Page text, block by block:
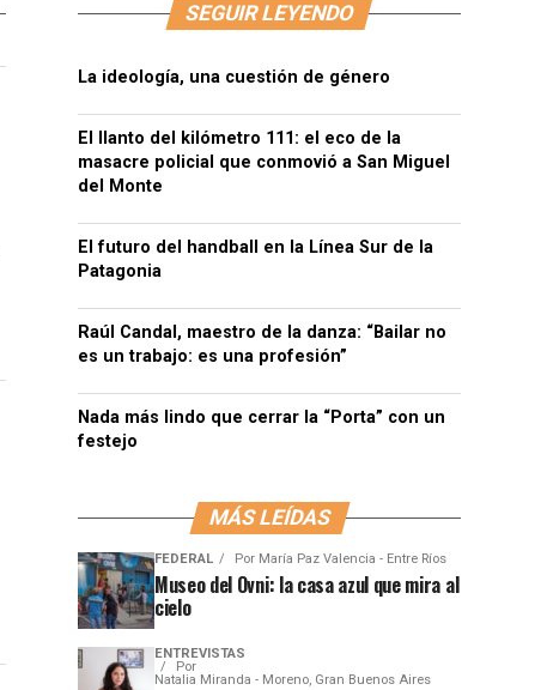
SEGUIR LEYENDO
La ideología, una cuestión de género
El llanto del kilómetro 111: el eco de la
masacre policial que conmovió a San Miguel
del Monte
El futuro del handball en la Línea Sur de la
Patagonia
Raúl Candal, maestro de la danza: “Bailar no
es un trabajo: es una profesión”
Nada más lindo que cerrar la “Porta” con un
festejo
MÁS LEÍDAS
FEDERAL Por María Paz Valencia - Entre Ríos
Museo del Ovni: la casa azul que mira al
cielo
ENTREVISTAS
Por
Natalia Miranda - Moreno, Gran Buenos Aires